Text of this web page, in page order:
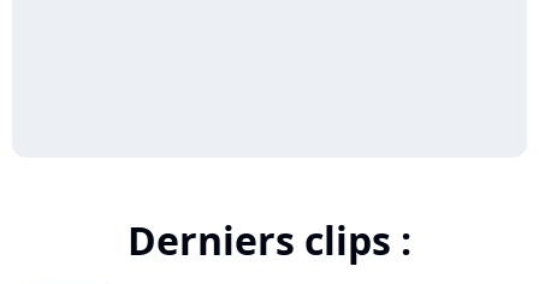
Derniers clips :